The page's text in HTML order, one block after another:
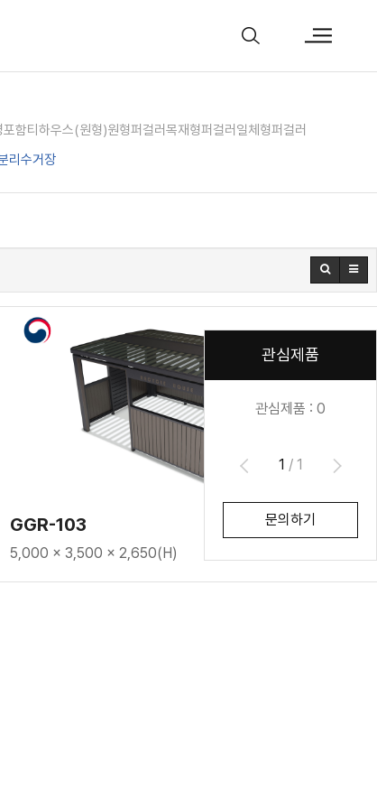
함티하우스(원형)원형퍼걸러목재형퍼걸러 일체형퍼걸러
리수거장
GGR-103
5,000 × 3,500 × 2,650(H)
관심제품
관심제품 : 0
1 / 1
문의하기